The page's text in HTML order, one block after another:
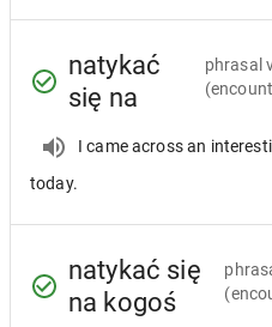
natykać
się na
phrasal
I came across an
today.
natykać się
na kogoś